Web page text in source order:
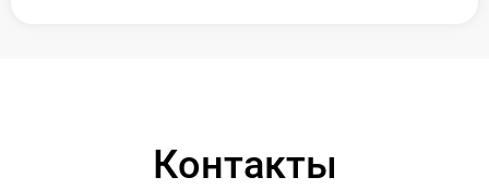
Контакты